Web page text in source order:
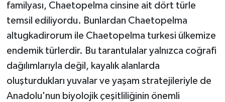
familyası, Chaetopelma cinsine ait dört türle
temsil ediliyordu. Bunlardan Chaetopelma
altugkadirorum ile Chaetopelma turkesi ülkemize
endemik türlerdir. Bu tarantulalar yalnızca coğrafi
dağılımlarıyla değil, kayalık alanlarda
oluşturdukları yuvalar ve yaşam stratejileriyle de
Anadolu'nun biyolojik çeşitliliğinin önemli